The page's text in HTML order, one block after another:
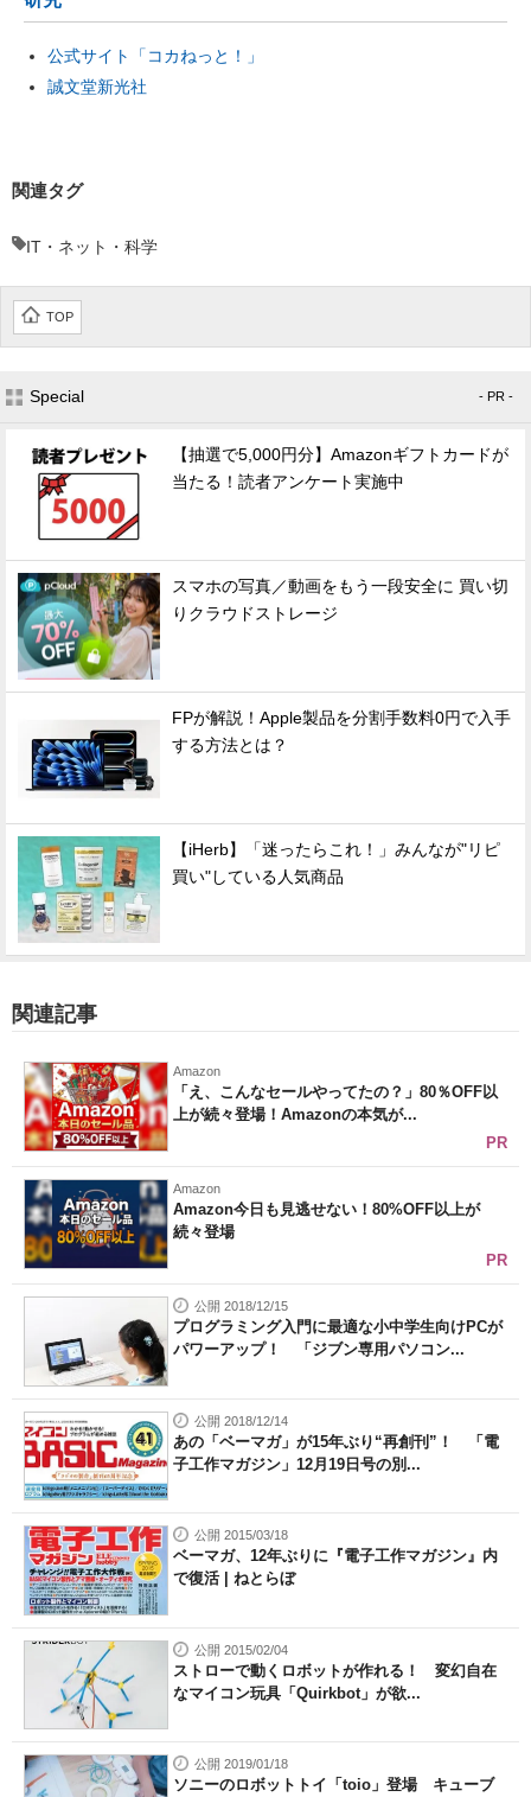
公式サイト「コカねっと！」
誠文堂新光社
関連タグ
IT・ネット・科学
TOP
Special - PR -
【抽選で5,000円分】Amazonギフトカードが
当たる！読者アンケート実施中
スマホの写真／動画をもう一段安全に 買い切
りクラウドストレージ
FPが解説！Apple製品を分割手数料0円で入手
する方法とは？
【iHerb】「迷ったらこれ！」みんなが"リピ
買い"している人気商品
関連記事
Amazon
「え、こんなセールやってたの？」80％OFF以
上が続々登場！Amazonの本気が...
PR
Amazon
Amazon今日も見逃せない！80%OFF以上が
続々登場
PR
公開 2018/12/15
プログラミング入門に最適な小中学生向けPCが
パワーアップ！ 「ジブン専用パソコン...
公開 2018/12/14
あの「ベーマガ」が15年ぶり“再創刊”！ 「電
子工作マガジン」12月19日号の別...
公開 2015/03/18
ベーマガ、12年ぶりに『電子工作マガジン』内
で復活 | ねとらぼ
公開 2015/02/04
ストローで動くロボットが作れる！ 変幻自在
なマイコン玩具「Quirkbot」が欲...
公開 2019/01/18
ソニーのロボットトイ「toio」登場 キューブ